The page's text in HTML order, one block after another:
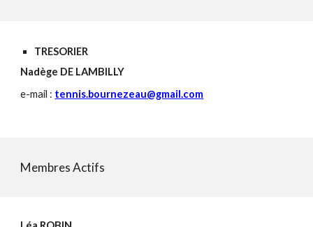
TRESORIER
Nadège DE LAMBILLY
e-mail : tennis.bournezeau@gmail.com
Membres Actifs